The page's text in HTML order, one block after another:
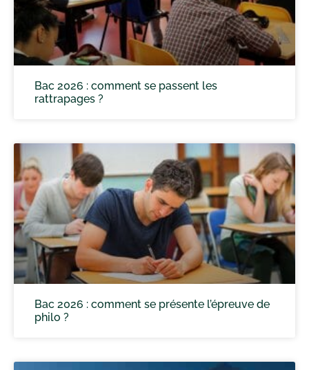
Bac 2026 : comment se passent les
rattrapages ?
Bac 2026 : comment se présente l’épreuve de
philo ?